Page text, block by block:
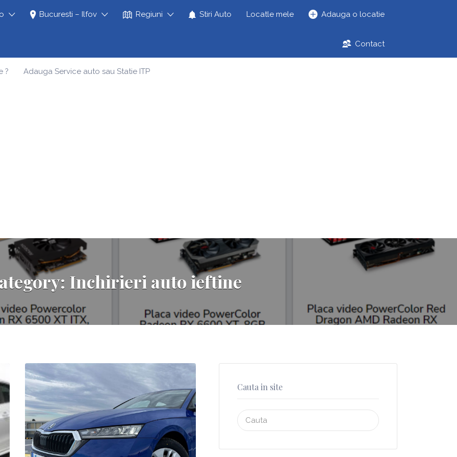
Bucuresti – Ilfov Regiuni Stiri Auto Locatle mele Adauga o locatie
Contact
? Adauga Service auto sau Statie ITP
Inchirieri auto ieftine
Cauta in site
Search
for: